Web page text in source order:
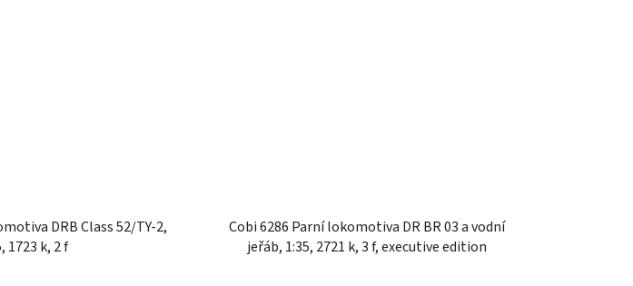
DRB Class 52/TY-2,
1723 k, 2 f
Cobi 6286 Parní lokomotiva DR BR 03 a vodní
jeřáb, 1:35, 2721 k, 3 f, executive edition